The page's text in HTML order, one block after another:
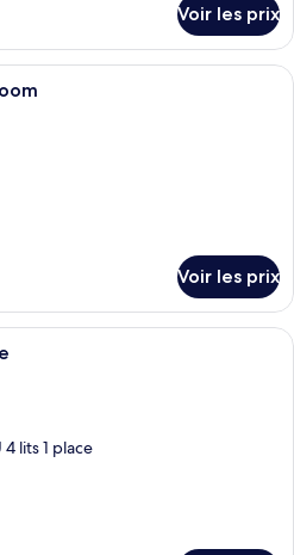
Voir les prix
Une chambre d’hôtel compacte
Voir les prix
Une chambre d’hôtel moderne
lits 1 place